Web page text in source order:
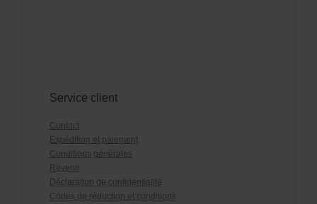
Service client
Contact
Expédition et paiement
Conditions générales
Revenir
Déclaration de confidentialité
Codes de réduction et conditions